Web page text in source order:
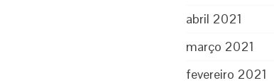
abril 2021
março 2021
fevereiro 2021